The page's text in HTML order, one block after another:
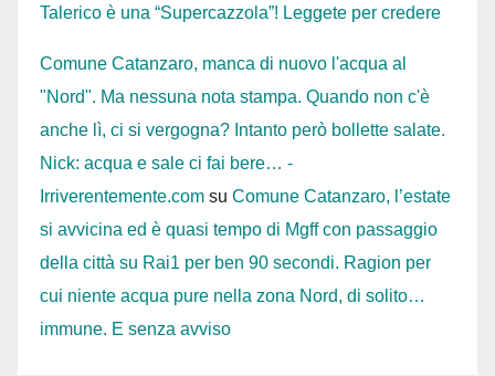
Talerico è una “Supercazzola”! Leggete per credere
Comune Catanzaro, manca di nuovo l'acqua al
"Nord". Ma nessuna nota stampa. Quando non c'è
anche lì, ci si vergogna? Intanto però bollette salate.
Nick: acqua e sale ci fai bere… -
Irriverentemente.com su Comune Catanzaro, l’estate
si avvicina ed è quasi tempo di Mgff con passaggio
della città su Rai1 per ben 90 secondi. Ragion per
cui niente acqua pure nella zona Nord, di solito…
immune. E senza avviso